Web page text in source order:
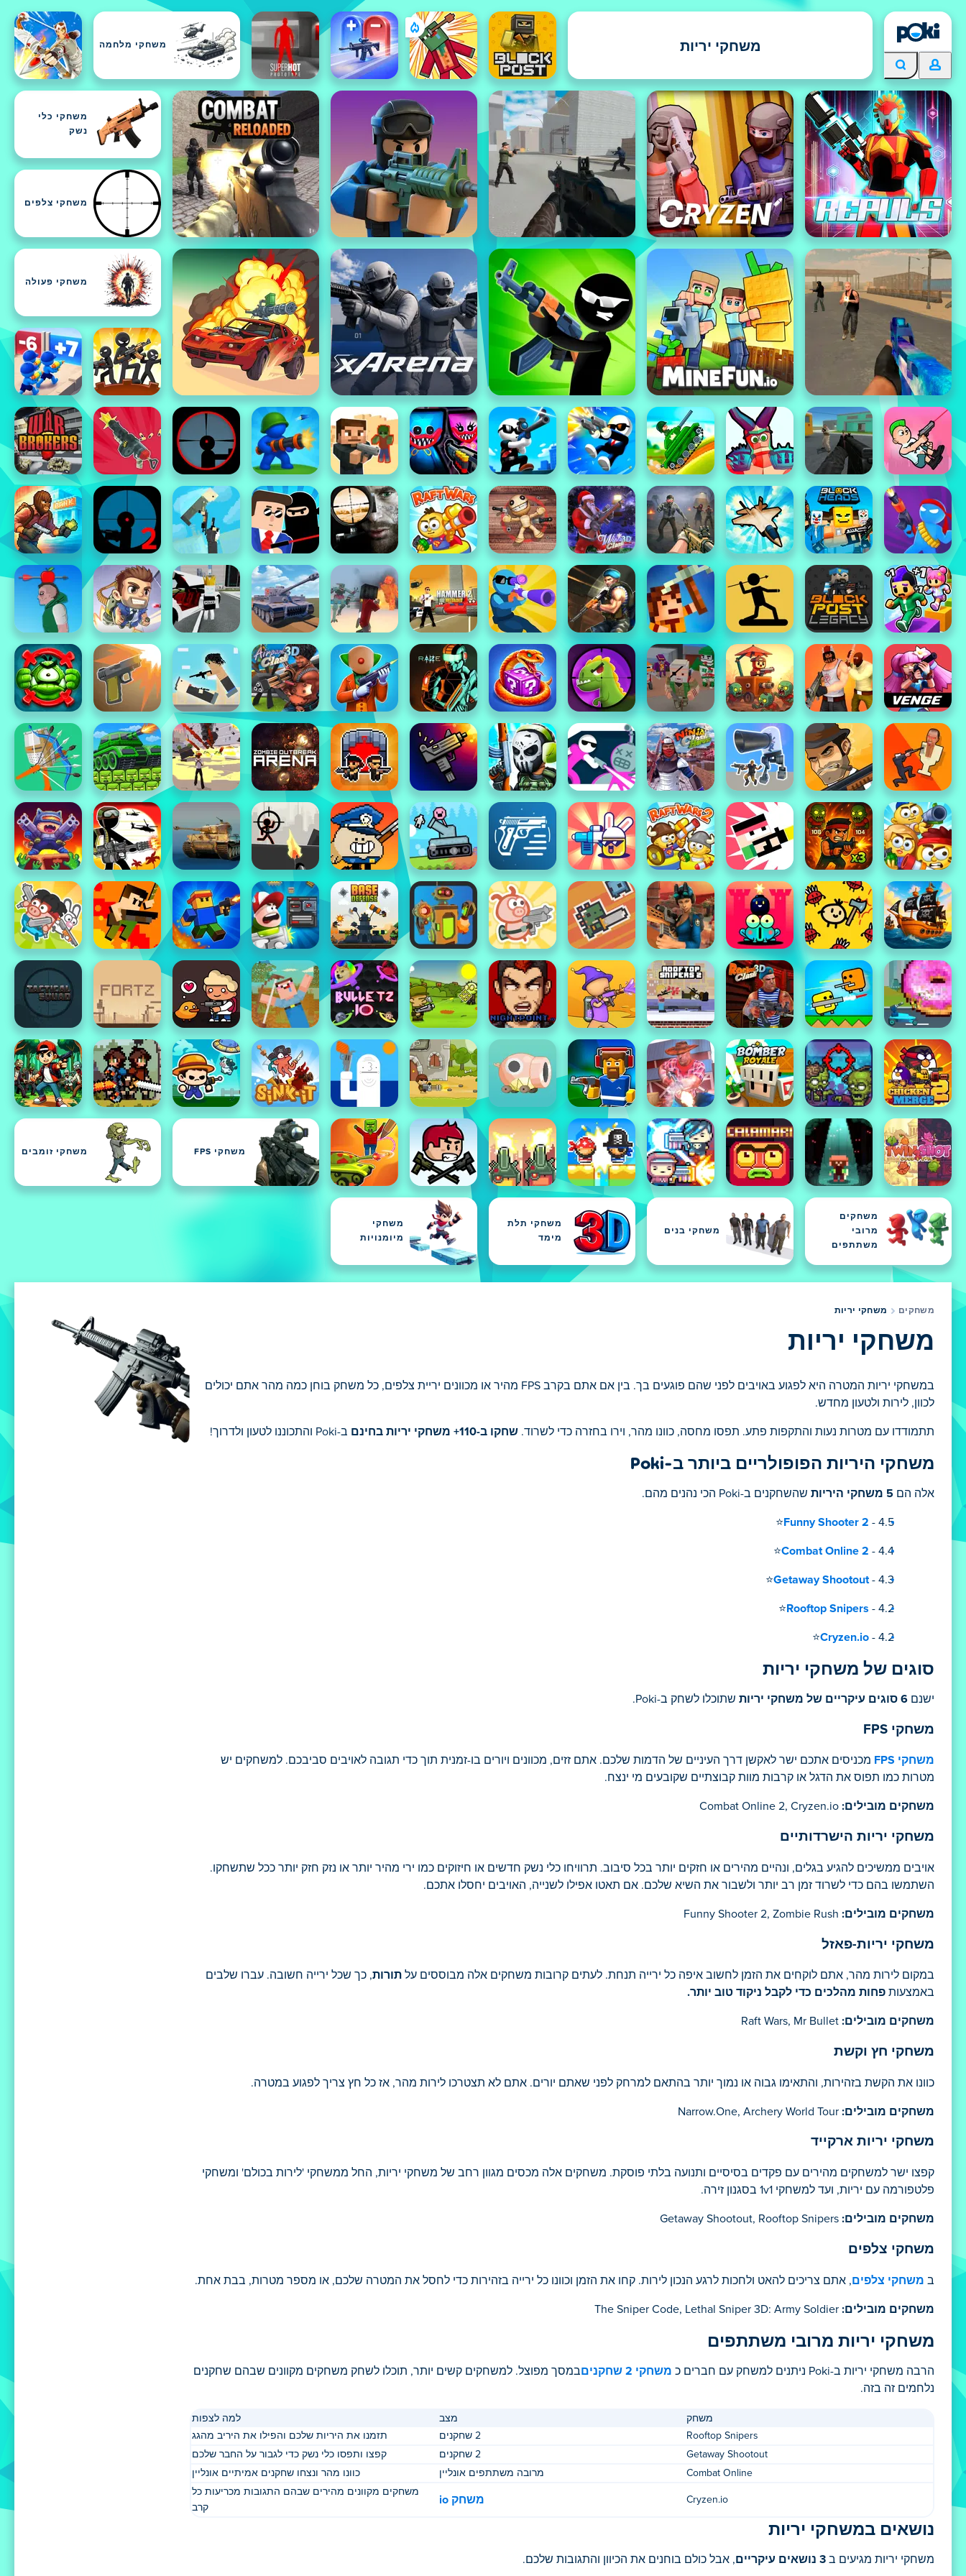
משחקי יריות משחקי מלחמה
משחקי כלי
נשק
משחקי צלפים
משחקי פעולה
משחקי FPS משחקי זומבים
משחקים
מרובי
משתתפים
משחקי בנים
משחקי תלת
מימד
משחקי
מיומנויות
משחקים משחקי יריות
משחקי יריות
במשחקי יריות המטרה היא לפגוע באויבים לפני שהם פוגעים בך. בין אם אתם בקרב FPS מהיר או מכוונים יריית צלפים, כל משחק בוחן כמה מהר אתם יכולים
לכוון, לירות ולטעון מחדש.
תתמודדו עם מטרות נעות והתקפות פתע. תפסו מחסה, כוונו מהר, וירו בחזרה כדי לשרוד. שחקו ב-110+ משחקי יריות בחינם ב-Poki והתכוננו לטעון ולדרוך!
משחקי היריות הפופולריים ביותר ב-Poki
אלה הם 5 משחקי היריות שהשחקנים ב-Poki הכי נהנים מהם.
Funny Shooter 2 - 4.5⭐
Combat Online 2 - 4.4⭐
Getaway Shootout - 4.3⭐
Rooftop Snipers - 4.2⭐
Cryzen.io - 4.2⭐
סוגים של משחקי יריות
ישנם 6 סוגים עיקריים של משחקי יריות שתוכלו לשחק ב-Poki.
משחקי FPS
משחקי FPS
מכניסים אתכם ישר לאקשן דרך העיניים של הדמות שלכם. אתם זזים, מכוונים ויורים בו-זמנית תוך כדי תגובה לאויבים סביבכם. למשחקים יש
מטרות כמו תפוס את הדגל או קרבות מוות קבוצתיים שקובעים מי ינצח.
משחקים מובילים:
משחקי יריות הישרדותיים
אויבים ממשיכים להגיע בגלים, ונהיים מהירים או חזקים יותר בכל סיבוב. תרוויחו כלי נשק חדשים או חיזוקים כמו ירי מהיר יותר או נזק חזק יותר ככל שתשחקו.
השתמשו בהם כדי לשרוד זמן רב יותר ולשבור את השיא שלכם. אם תאטו אפילו לשנייה, האויבים יחסלו אתכם.
משחקים מובילים:
משחקי יריות-פאזל
במקום לירות מהר, אתם לוקחים את הזמן לחשוב איפה כל ירייה תנחת. לעתים קרובות משחקים אלה מבוססים על תורות, כך שכל ירייה חשובה. עברו שלבים
באמצעות פחות מהלכים כדי לקבל ניקוד טוב יותר.
משחקים מובילים:
משחקי חץ וקשת
כוונו את הקשת בזהירות, והתאימו גבוה או נמוך יותר בהתאם למרחק לפני שאתם יורים. אתם לא תצטרכו לירות מהר, אז כל חץ צריך לפגוע במטרה.
משחקים מובילים:
משחקי יריות ארקייד
קפצו ישר למשחקים מהירים עם פקדים בסיסיים ותנועה בלתי פוסקת. משחקים אלה מכסים מגוון רחב של משחקי יריות, החל ממשחקי 'לירות בכולם' ומשחקי
פלטפורמה עם יריות, ועד למשחקי 1v1 בסגנון זירה.
משחקים מובילים:
משחקי צלפים
ב משחקי צלפים, אתם צריכים להאט ולחכות לרגע הנכון לירות. קחו את הזמן וכוונו כל ירייה בזהירות כדי לחסל את המטרה שלכם, או מספר מטרות, בבת אחת.
משחקים מובילים:
משחקי יריות מרובי משתתפים
הרבה משחקי יריות ב-Poki ניתנים למשחק עם חברים כ משחקי 2 שחקנים
במסך מפוצל. למשחקים קשים יותר, תוכלו לשחק משחקים מקוונים שבהם שחקנים
נלחמים זה בזה.
משחק מצב
למה לצפות
Rooftop Snipers
2 שחקנים
תזמנו את היריות שלכם והפילו את היריב מהגג
Getaway Shootout
2 שחקנים
קפצו ותפסו כלי נשק כדי לגבור על החבר שלכם
Combat Online
מרובה משתתפים אונליין כוונו מהר ונצחו שחקנים אמיתיים אונליין
Cryzen.io משחק io
משחקים מקוונים מהירים שבהם התגובות מכריעות כל
קרב
נושאים במשחקי יריות
משחקי יריות מגיעים ב 3 נושאים עיקריים , אבל כולם בוחנים את הכיוון והתגובות שלכם.